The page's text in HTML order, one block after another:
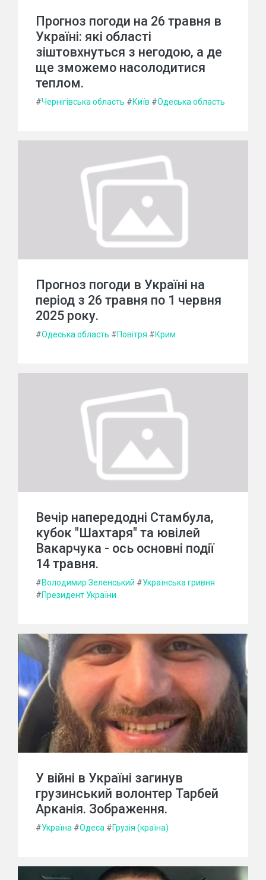
Прогноз погоди на 26 травня в
Україні: які області
зіштовхнуться з негодою, а де
ще зможемо насолодитися
теплом.
#Чернігівська область #Київ #Одеська область
Прогноз погоди в Україні на
період з 26 травня по 1 червня
2025 року.
#Одеська область #Повітря #Крим
Вечір напередодні Стамбула,
кубок "Шахтаря" та ювілей
Вакарчука - ось основні події
14 травня.
#Володимир Зеленський #Українська гривня
#Президент України
У війні в Україні загинув
грузинський волонтер Тарбей
Арканія. Зображення.
#Україна #Одеса #Грузія (країна)